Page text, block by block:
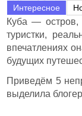
Интересное
Куба — остров,
туристки,
впечатлениях
будущих
Приведём 5
выделила